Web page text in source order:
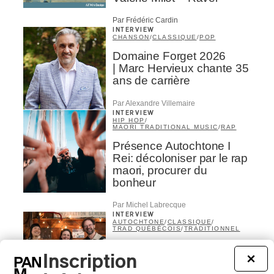
Par Frédéric Cardin
INTERVIEW
CHANSON /CLASSIQUE/POP
Domaine Forget 2026
| Marc Hervieux chante 35
ans de carrière
Par Alexandre Villemaire
INTERVIEW
HIP HOP /
MAORI TRADITIONAL MUSIC/RAP
Présence Autochtone I
Rei: décoloniser par le rap
maori, procurer du
bonheur
Par Michel Labrecque
INTERVIEW
AUTOCHTONE/CLASSIQUE/
TRAD QUÉBÉCOIS/TRADITIONNEL
Concerts aux Îles du Bic
| Robin Servant : la
×
Inscription